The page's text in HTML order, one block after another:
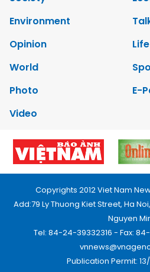
Environment
Opinion
World
Photo
E-
Video
Copyrights 2012 Viet Nam
Add:79 Ly Thuong Kiet Street, Ha
Nguyen
Tel: 84-24-39332316 - Fax:
Publication Permit: 13/